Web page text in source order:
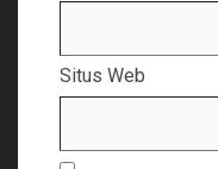
Situs Web